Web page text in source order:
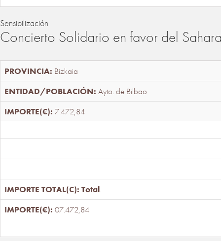
Sensibilización
Concierto Solidario en favor del
Bizkaia
Ayto. de Bilbao
7.472,84
Total:
07.472,84